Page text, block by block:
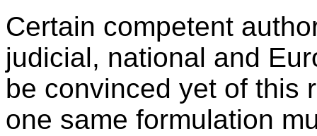
Certain competent
judicial, national and
be convinced yet of this
one same formulation